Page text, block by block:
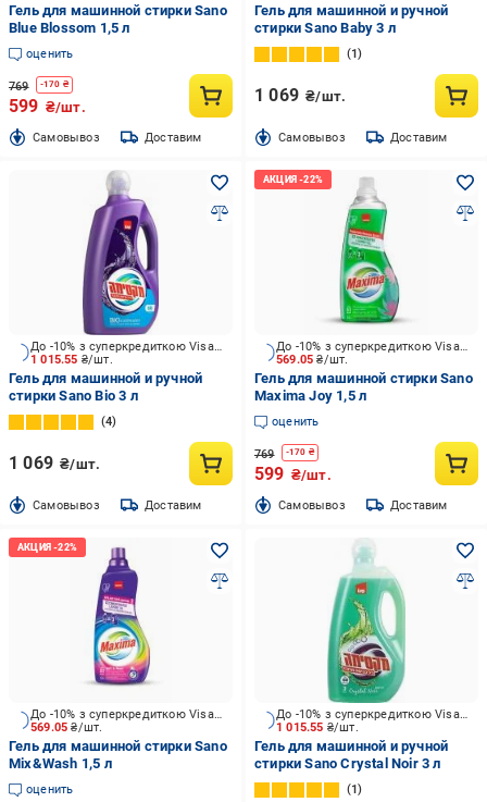
Гель для машинной стирки Sano
Blue Blossom 1,5 л
оценить
769 -170 ₴
599 ₴/шт.
Cамовывоз Доставим
Гель для машинной и ручной
стирки Sano Baby 3 л
1
1 069 ₴/шт.
Cамовывоз Доставим
1 015.55 ₴/шт.
До -10% з суперкредиткою Visa Вигода
Гель для машинной и ручной
стирки Sano Bio 3 л
4
1 069 ₴/шт.
Cамовывоз Доставим
569.05₴/шт.
До -10% з суперкредиткою Visa Вигода
Гель для машинной стирки Sano
Maxima Joy 1,5 л
оценить
769 -170 ₴
599 ₴/шт.
Cамовывоз Доставим
569.05₴/шт.
До -10% з суперкредиткою Visa Вигода
Гель для машинной стирки Sano
Mix&Wash 1,5 л
оценить
1 015.55 ₴/шт.
До -10% з суперкредиткою Visa Вигода
Гель для машинной и ручной
стирки Sano Crystal Noir 3 л
1